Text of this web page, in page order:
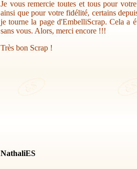
Je vous remercie toutes et tous pour
ainsi que pour votre fidélité, certains
je tourne la page d'EmbelliScrap. Cela a
sans vous. Alors, merci encore !!!
Très bon Scrap !
NathaliES